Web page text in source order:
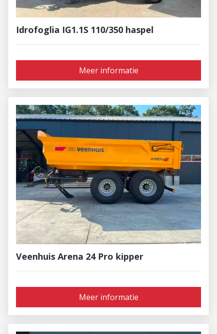
Idrofoglia IG1.1S 110/350 haspel
Meer informatie
Veenhuis Arena 24 Pro kipper
Meer informatie